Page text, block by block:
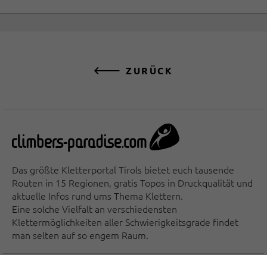
ZURÜCK
Das größte Kletterportal Tirols bietet euch tausende
Routen in 15 Regionen, gratis Topos in Druckqualität und
aktuelle Infos rund ums Thema Klettern.
Eine solche Vielfalt an verschiedensten
Klettermöglichkeiten aller Schwierigkeitsgrade findet
man selten auf so engem Raum.